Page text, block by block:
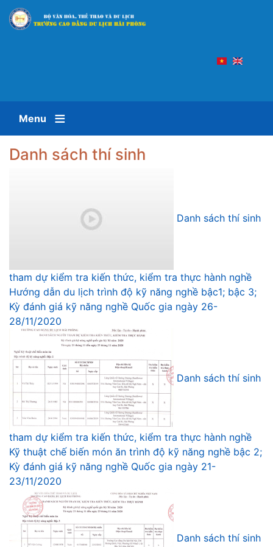
Nhảy
đến
Menu
Danh sách thí sinh
Danh sách thí sinh
tham dự kiểm tra kiến thức, kiểm tra thực hành nghề
Hướng dẫn du lịch trình độ kỹ năng nghề bậc1; bậc 3;
Kỳ đánh giá kỹ năng nghề Quốc gia ngày 26-
28/11/2020
Danh sách thí sinh
tham dự kiểm tra kiến thức, kiểm tra thực hành nghề
Kỹ thuật chế biến món ăn trình độ kỹ năng nghề bậc 2;
Kỳ đánh giá kỹ năng nghề Quốc gia ngày 21-
23/11/2020
Danh sách thí sinh